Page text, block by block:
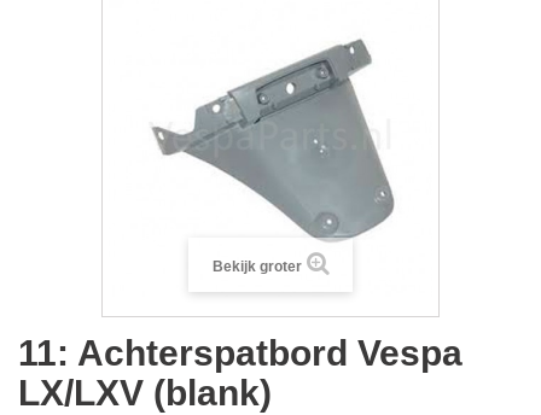
Bekijk groter
11: Achterspatbord Vespa
LX/LXV (blank)